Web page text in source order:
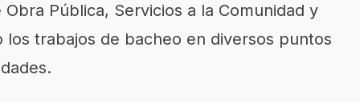
Pública, Servicios a la Comunidad y
los trabajos de bacheo en diversos puntos